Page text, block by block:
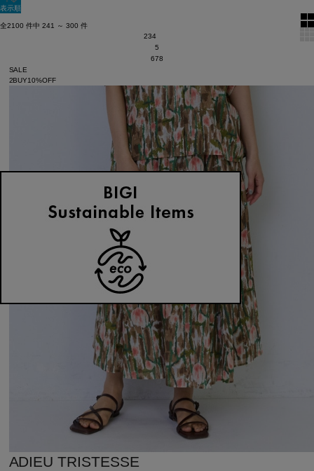
表示順
全2100 件中 241 ～ 300 件
234
5
678
SALE
2BUY10%OFF
ADIEU TRISTESSE